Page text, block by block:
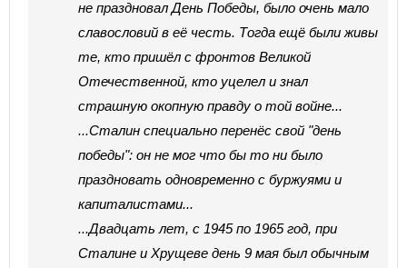
не праздновал День Победы, было очень мало
славословий в её честь. Тогда ещё были живы
те, кто пришёл с фронтов Великой
Отечественной, кто уцелел и знал
страшную окопную правду о той войне...
...Сталин специально перенёс свой "день
победы": он не мог что бы то ни было
праздновать одновременно с буржуями и
капиталистами...
...Двадцать лет, с 1945 по 1965 год, при
Сталине и Хрущеве день 9 мая был обычным